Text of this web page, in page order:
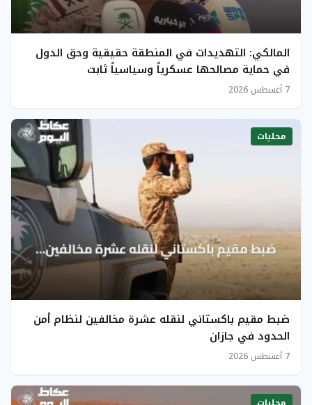
المالكي: التهديدات في المنطقة حقيقية وحق الدول
في حماية مصالحها عسكرياً وسياسياً ثابت
7 أغسطس 2026
محليات
ضبط مقيم باكستاني لنقله عشرة مخالفين لنظام أمن
الحدود في جازان
7 أغسطس 2026